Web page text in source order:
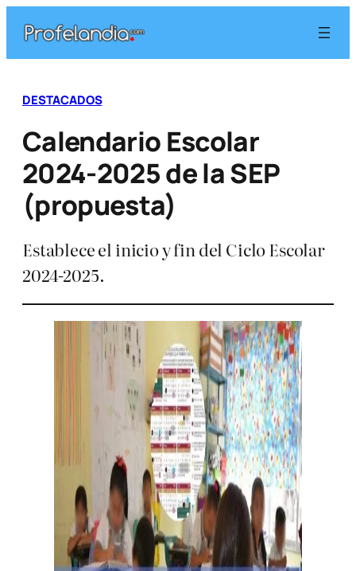
contenido
DESTACADOS
Calendario Escolar
2024-2025 de la SEP
(propuesta)
Establece el inicio y fin del Ciclo Escolar
2024-2025.